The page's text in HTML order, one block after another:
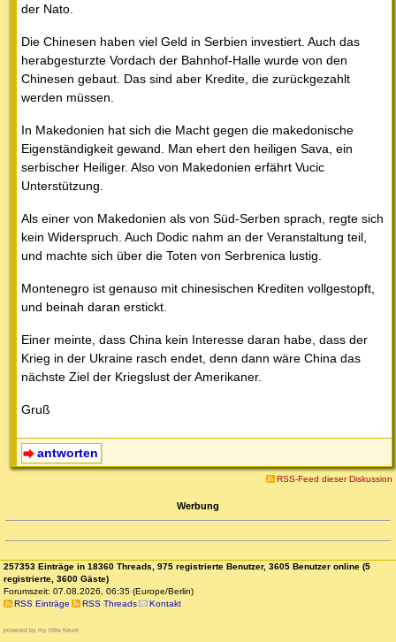
der Nato.
Die Chinesen haben viel Geld in Serbien investiert. Auch das
herabgesturzte Vordach der Bahnhof-Halle wurde von den
Chinesen gebaut. Das sind aber Kredite, die zurückgezahlt
werden müssen.
In Makedonien hat sich die Macht gegen die makedonische
Eigenständigkeit gewand. Man ehert den heiligen Sava, ein
serbischer Heiliger. Also von Makedonien erfährt Vucic
Unterstützung.
Als einer von Makedonien als von Süd-Serben sprach, regte sich
kein Widerspruch. Auch Dodic nahm an der Veranstaltung teil,
und machte sich über die Toten von Serbrenica lustig.
Montenegro ist genauso mit chinesischen Krediten vollgestopft,
und beinah daran erstickt.
Einer meinte, dass China kein Interesse daran habe, dass der
Krieg in der Ukraine rasch endet, denn dann wäre China das
nächste Ziel der Kriegslust der Amerikaner.
Gruß
antworten
RSS-Feed dieser Diskussion
Werbung
257353 Einträge in 18360 Threads, 975 registrierte Benutzer, 3605 Benutzer online (5
registrierte, 3600 Gäste)
Forumszeit: 07.08.2026, 06:35 (Europe/Berlin)
RSS Einträge
RSS Threads Kontakt
powered by my little forum